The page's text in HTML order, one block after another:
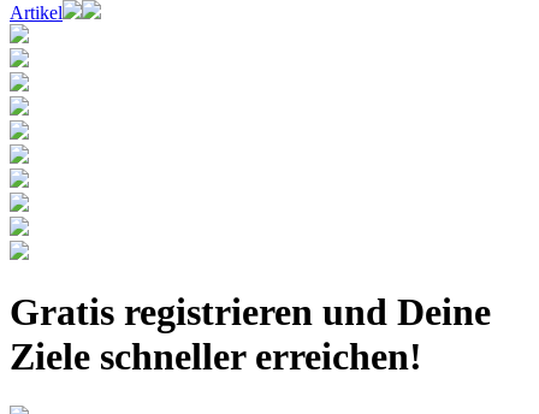
Artikel
Gratis registrieren und Deine
Ziele schneller erreichen!